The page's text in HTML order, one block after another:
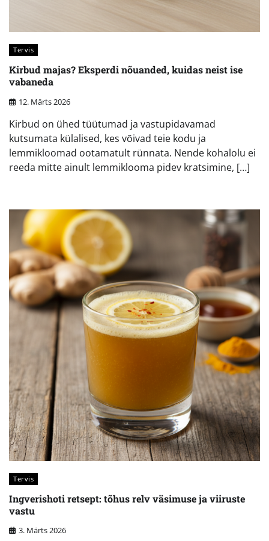
Tervis
Kirbud majas? Eksperdi nõuanded, kuidas neist ise
vabaneda
12. Märts 2026
Kirbud on ühed tüütumad ja vastupidavamad
kutsumata külalised, kes võivad teie kodu ja
lemmikloomad ootamatult rünnata. Nende kohalolu ei
reeda mitte ainult lemmiklooma pidev kratsimine, […]
Tervis
Ingverishoti retsept: tõhus relv väsimuse ja viiruste
vastu
3. Märts 2026